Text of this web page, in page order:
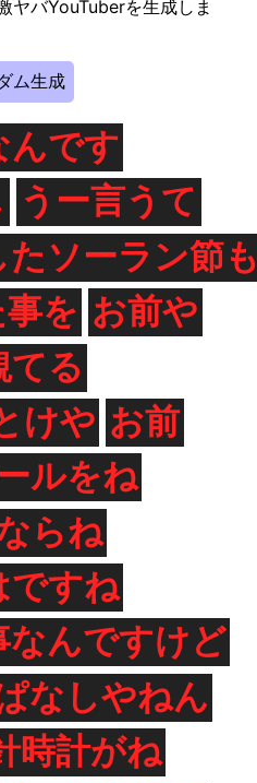
ヤバYouTuberを生成しま
ム生成
んです
うー言うて
ソーラン節
を お前や
てる
けや お前
ルをね
らね
ですね
なんですけど
なしやねん
時計がね